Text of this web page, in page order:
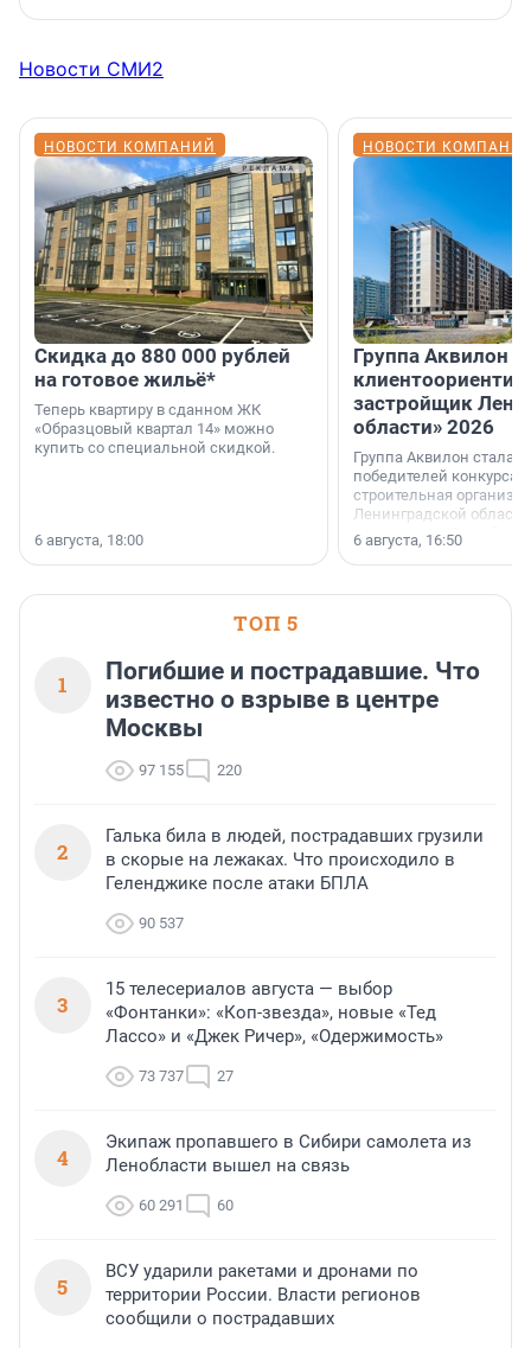
Новости СМИ2
НОВОСТИ КОМПАНИЙ
Скидка до 880 000 рублей
на готовое жильё*
Теперь квартиру в сданном ЖК
«Образцовый квартал 14» можно
купить со специальной скидкой.
6 августа, 18:00
НОВОСТИ
Группа Аквилон
застройщик
области» 2026
Группа Аквилон стала
победителей конкурса
строительная
Ленинградской области
номинации «Самый
застройщик
области».
6 августа, 16:50
ТОП 5
1
Погибшие и пострадавшие. Что
известно о взрыве в центре
Москвы
97 155 220
2
Галька била в людей, пострадавших грузили
в скорые на лежаках. Что происходило в
Геленджике после атаки БПЛА
90 537
3
15 телесериалов августа — выбор
«Фонтанки»: «Коп-звезда», новые «Тед
Лассо» и «Джек Ричер», «Одержимость»
73 737 27
4
Экипаж пропавшего в Сибири самолета из
Ленобласти вышел на связь
60 291 60
5
ВСУ ударили ракетами и дронами по
территории России. Власти регионов
сообщили о пострадавших